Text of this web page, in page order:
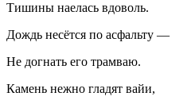
Тишины наелась вдоволь.
Дождь несётся по асфальту —
Не догнать его трамваю.
Камень нежно гладят вайи,